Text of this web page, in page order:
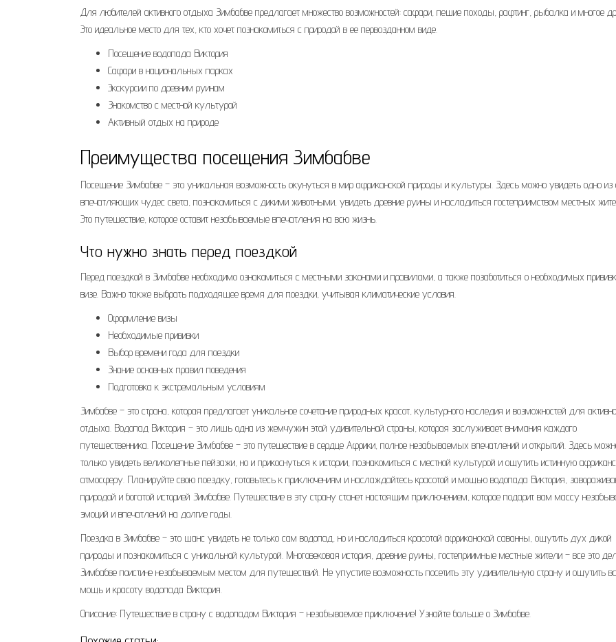
Для любителей активного отдыха Зимбабве предлагает множество возможностей: сафари, пешие походы, рафтинг, рыбалка и многое
Это идеальное место для тех, кто хочет познакомиться с природой в ее первозданном виде.
Посещение водопада Виктория
Сафари в национальных парках
Экскурсии по древним руинам
Знакомство с местной культурой
Активный отдых на природе
Преимущества посещения Зимбабве
Посещение Зимбабве – это уникальная возможность окунуться в мир африканской природы и культуры. Здесь можно увидеть одно
впечатляющих чудес света, познакомиться с дикими животными, увидеть древние руины и насладиться гостеприимством местных
Это путешествие, которое оставит незабываемые впечатления на всю жизнь.
Что нужно знать перед поездкой
Перед поездкой в Зимбабве необходимо ознакомиться с местными законами и правилами, а также позаботиться о необходимых
визе. Важно также выбрать подходящее время для поездки, учитывая климатические условия.
Оформление визы
Необходимые прививки
Выбор времени года для поездки
Знание основных правил поведения
Подготовка к экстремальным условиям
Зимбабве – это страна, которая предлагает уникальное сочетание природных красот, культурного наследия и возможностей для
отдыха. Водопад Виктория – это лишь одна из жемчужин этой удивительной страны, которая заслуживает внимания каждого
путешественника. Посещение Зимбабве – это путешествие в сердце Африки, полное незабываемых впечатлений и открытий. Здесь
только увидеть великолепные пейзажи, но и прикоснуться к истории, познакомиться с местной культурой и ощутить истинную
атмосферу. Планируйте свою поездку, готовьтесь к приключениям и наслаждайтесь красотой и мощью водопада Виктория,
природой и богатой историей Зимбабве. Путешествие в эту страну станет настоящим приключением, которое подарит вам массу
эмоций и впечатлений на долгие годы.
Поездка в Зимбабве – это шанс увидеть не только сам водопад, но и насладиться красотой африканской саванны, ощутить дух дикой
природы и познакомиться с уникальной культурой. Многовековая история, древние руины, гостеприимные местные жители – все это
Зимбабве поистине незабываемым местом для путешествий. Не упустите возможность посетить эту удивительную страну и ощутить
мощь и красоту водопада Виктория.
Описание: Путешествие в страну с водопадом Виктория – незабываемое приключение! Узнайте больше о Зимбабве.